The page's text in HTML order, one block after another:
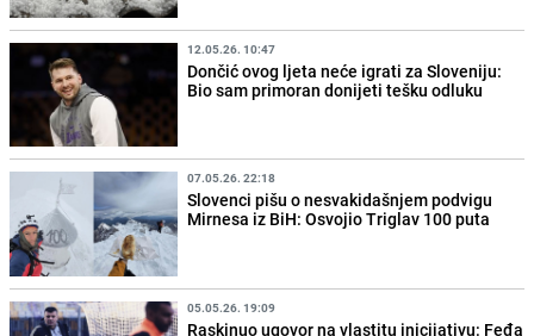
12.05.26. 10:47
Dončić ovog ljeta neće igrati za Sloveniju:
Bio sam primoran donijeti tešku odluku
07.05.26. 22:18
Slovenci pišu o nesvakidašnjem podvigu
Mirnesa iz BiH: Osvojio Triglav 100 puta
05.05.26. 19:09
Raskinuo ugovor na vlastitu inicijativu: Feđa